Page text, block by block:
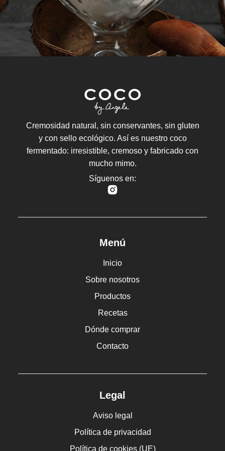
Cremosidad natural, sin conservantes, sin gluten
y con sello ecológico. Así es nuestro coco
fermentado: irresistible, cremoso y fabricado con
mucho mimo.
Síguenos en:
Menú
Inicio
Sobre nosotros
Productos
Recetas
Dónde comprar
Contacto
Legal
Aviso legal
Política de privacidad
Política de cookies (UE)